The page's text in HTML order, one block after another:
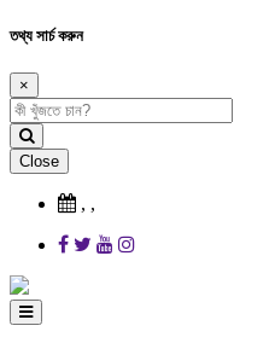
তথ্য সার্চ করুন
×
Close
, ,